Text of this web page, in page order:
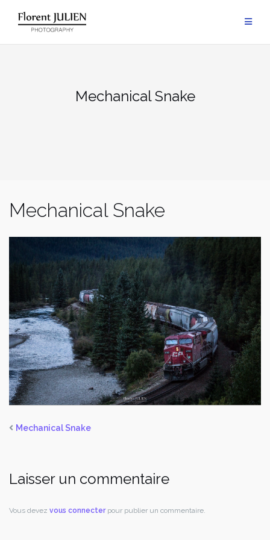
Mechanical Snake
Mechanical Snake
Mechanical Snake
Laisser un commentaire
Vous devez vous connecterpour publier un commentaire.